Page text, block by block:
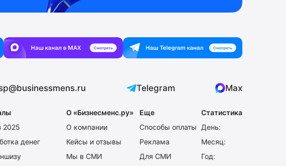
Telegram Max
2025
денег
О «Бизнесменс.ру»
О компании
Кейсы и отзывы
Мы в СМИ
Еще
Способы оплаты
Реклама
Для СМИ
Статистика
День:
Месяц:
Год: